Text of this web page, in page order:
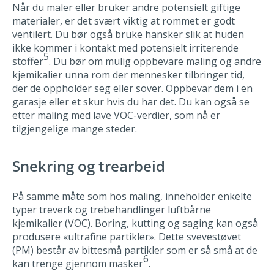
Når du maler eller bruker andre potensielt giftige
materialer, er det svært viktig at rommet er godt
ventilert. Du bør også bruke hansker slik at huden
ikke kommer i kontakt med potensielt irriterende
stoffer5. Du bør om mulig oppbevare maling og andre
kjemikalier unna rom der mennesker tilbringer tid,
der de oppholder seg eller sover. Oppbevar dem i en
garasje eller et skur hvis du har det. Du kan også se
etter maling med lave VOC-verdier, som nå er
tilgjengelige mange steder.
Snekring og trearbeid
På samme måte som hos maling, inneholder enkelte
typer treverk og trebehandlinger luftbårne
kjemikalier (VOC). Boring, kutting og saging kan også
produsere «ultrafine partikler». Dette svevestøvet
(PM) består av bittesmå partikler som er så små at de
kan trenge gjennom masker6.